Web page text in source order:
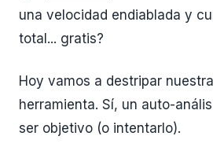
una velocidad endiablada y
total... gratis?
Hoy vamos a destripar
herramienta. Sí, un auto-
ser objetivo (o intentarlo).